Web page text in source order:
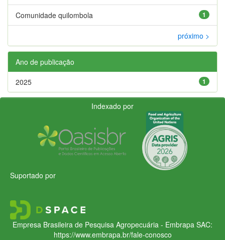
1
Comunidade quilombola
próximo >
Ano de publicação
1
2025
Indexado por
Suportado por
Empresa Brasileira de Pesquisa Agropecuária - Embrapa SAC:
https://www.embrapa.br/fale-conosco